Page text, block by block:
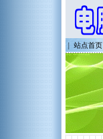
站点首页